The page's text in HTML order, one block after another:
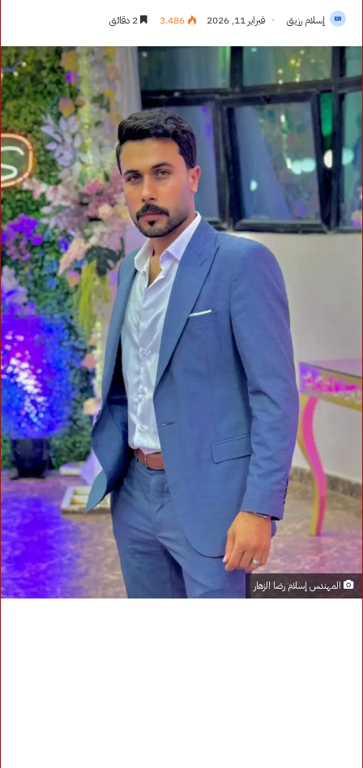
إسلام رزيق فبراير 11, 2026 3٬486
المهندس إسلام رضا الزهار